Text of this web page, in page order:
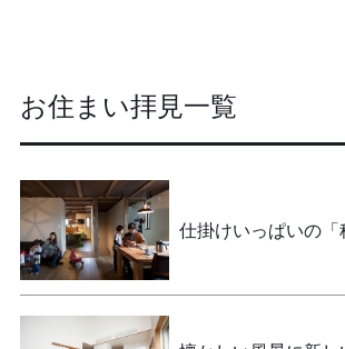
お住まい拝見一覧
仕掛けいっぱいの